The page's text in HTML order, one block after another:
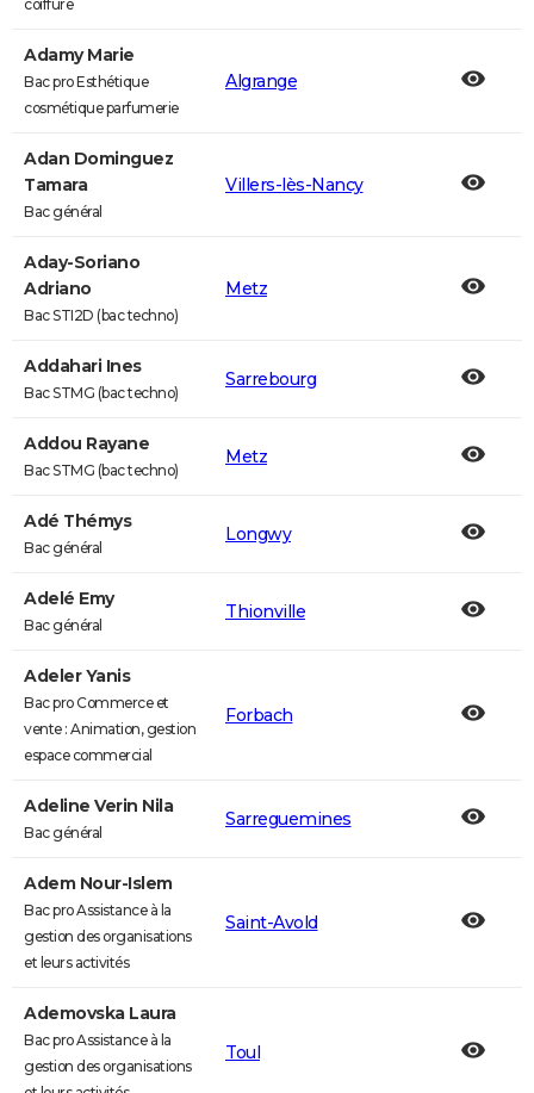
coiffure
Adamy Marie
Bac pro Esthétique
cosmétique parfumerie
Algrange
Adan Dominguez
Tamara
Bac général
Villers-lès-Nancy
Aday-Soriano
Adriano
Bac STI2D (bac techno)
Metz
Addahari Ines
Bac STMG (bac techno)
Sarrebourg
Addou Rayane
Bac STMG (bac techno)
Metz
Adé Thémys
Bac général
Longwy
Adelé Emy
Bac général
Thionville
Adeler Yanis
Bac pro Commerce et
vente : Animation, gestion
espace commercial
Forbach
Adeline Verin Nila
Bac général
Sarreguemines
Adem Nour-Islem
Bac pro Assistance à la
gestion des organisations
et leurs activités
Saint-Avold
Ademovska Laura
Bac pro Assistance à la
gestion des organisations
Toul